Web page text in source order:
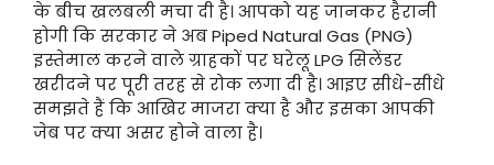
के बीच खलबली मचा दी है। आपको यह जानकर हैरानी
होगी कि सरकार ने अब Piped Natural Gas (PNG)
इस्तेमाल करने वाले ग्राहकों पर घरेलू LPG सिलेंडर
खरीदने पर पूरी तरह से रोक लगा दी है। आइए सीधे-सीधे
समझते हैं कि आखिर माजरा क्या है और इसका आपकी
जेब पर क्या असर होने वाला है।